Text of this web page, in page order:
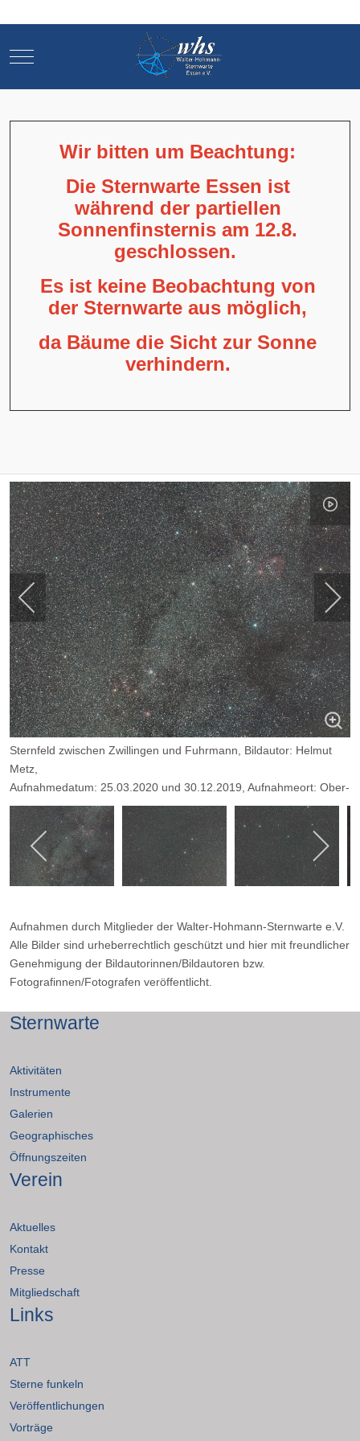
Mobile Menu Toggle
Wir bitten um Beachtung:
Die Sternwarte Essen ist
während der partiellen
Sonnenfinsternis am 12.8.
geschlossen.
Es ist keine Beobachtung von
der Sternwarte aus möglich,
da Bäume die Sicht zur Sonne
verhindern.
Sternfeld zwischen Zwillingen und Fuhrmann, Bildautor: Helmut
Metz,
Aufnahmedatum: 25.03.2020 und 30.12.2019, Aufnahmeort: Ober-
Holte / Sauerland
Kamera: Canon 450D astromodifiziert, Empfindlichkeit: ISO 800,
Objektiv: 35-mm-Sigma, Filter: L-2 UV/IR-Blockfilter,
Belichtungszeit: 4 x 10 min, Blende: 4
Aufnahmen durch Mitglieder der Walter-Hohmann-Sternwarte e.V.
Alle Bilder sind urheberrechtlich geschützt und hier mit freundlicher
Genehmigung der Bildautorinnen/Bildautoren bzw.
Fotografinnen/Fotografen veröffentlicht.
Sternwarte
Aktivitäten
Instrumente
Galerien
Geographisches
Öffnungszeiten
Verein
Aktuelles
Kontakt
Presse
Mitgliedschaft
Links
ATT
Sterne funkeln
Veröffentlichungen
Vorträge